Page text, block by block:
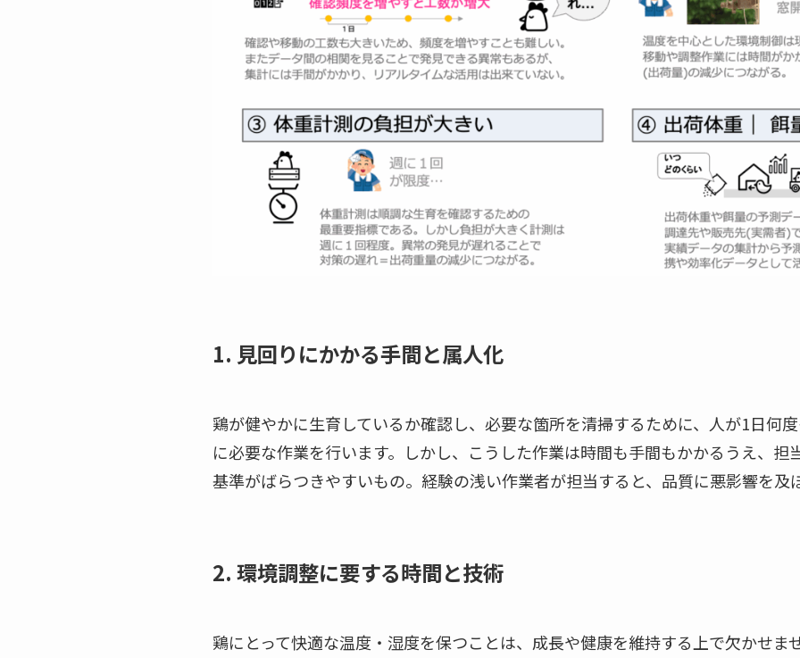
1. 見回りにかかる手間と属人化
鶏が健やかに生育しているか確認し、必要な箇所を清掃するために、人が1日何
に必要な作業を行います。しかし、こうした作業は時間も手間もかかるうえ、担
基準がばらつきやすいもの。経験の浅い作業者が担当すると、品質に悪影響を及
2. 環境調整に要する時間と技術
鶏にとって快適な温度・湿度を保つことは、成長や健康を維持する上で欠かせま